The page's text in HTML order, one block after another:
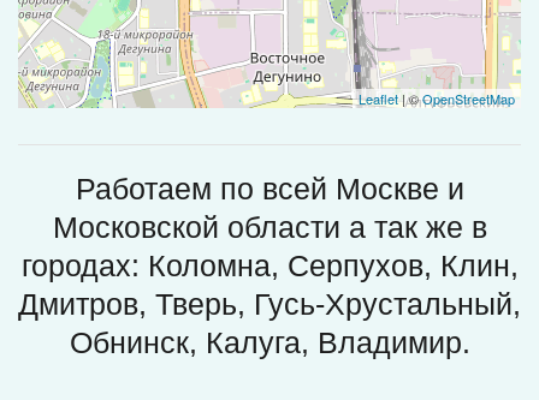
Leaflet| ©OpenStreetMap
Работаем по всей Москве и
Московской области а так же в
городах: Коломна, Серпухов, Клин,
Дмитров, Тверь, Гусь-Хрустальный,
Обнинск, Калуга, Владимир.